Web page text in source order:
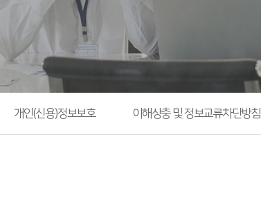
개인(신용)정보보호 이해상충 및 정보교류차단방침